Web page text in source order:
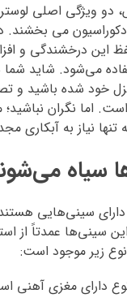
دو ویژگی اصلی
می‌ بخشند.
این درخشندگی و
می‌شود. شاید
خود شده باشید و
اما نگران
نیاز به آبکاری
سیاه
سینی‌هایی
سینی‌ها عمدتاً از
زیر موجود است:
دارای مغزی آهنی